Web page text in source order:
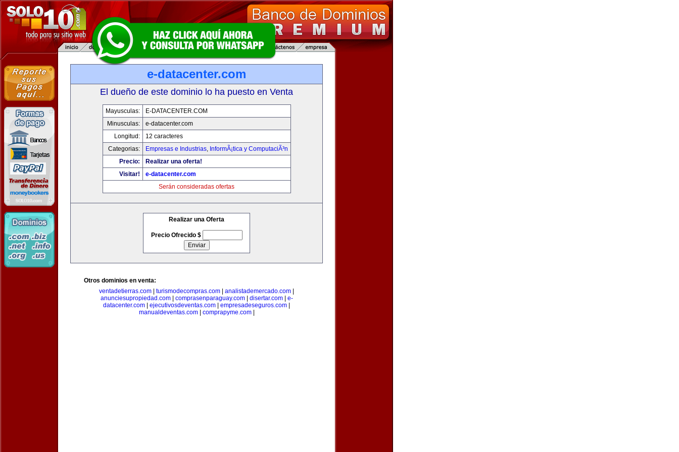
e-datacenter.com
El dueño de este dominio lo ha puesto en Venta
Mayusculas:
E-DATACENTER.COM
Minusculas:
e-datacenter.com
Longitud:
12 caracteres
Categorias:
Empresas e Industrias, InformÃ¡tica y ComputaciÃ³n
Precio:
Realizar una oferta!
Visitar!
e-datacenter.com
Serán consideradas ofertas
Realizar una Oferta
Precio Ofrecido $
Otros dominios en venta:
ventadetierras.com
turismodecompras.com analistademercado.com
anunciesupropiedad.com| comprasenparaguay.com| disertar.com| e-
datacenter.com
ejecutivosdeventas.com empresadeseguros.com
manualdeventas.com| comprapyme.com|